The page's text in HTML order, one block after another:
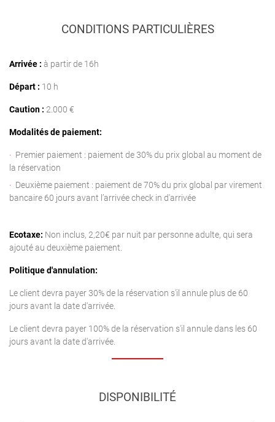
CONDITIONS PARTICULIÈRES
Arrivée : à partir de 16h
Départ : 10 h
Caution : 2.000 €
Modalités de paiement:
Premier paiement : paiement de 30% du prix global au moment de
la réservation
Deuxième paiement : paiement de 70% du prix global par virement
bancaire 60 jours avant l’arrivée check in d'arrivée
Ecotaxe: Non inclus, 2,20€ par nuit par personne adulte, qui sera
ajouté au deuxième paiement.
Politique d'annulation:
Le client devra payer 30% de la réservation s'il annule plus de 60
jours avant la date d'arrivée.
Le client devra payer 100% de la réservation s'il annule dans les 60
jours avant la date d'arrivée.
DISPONIBILITÉ